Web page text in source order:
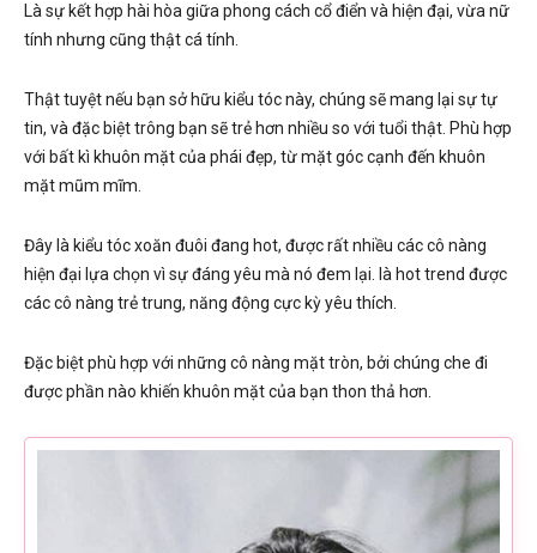
Là sự kết hợp hài hòa giữa phong cách cổ điển và hiện đại, vừa nữ
tính nhưng cũng thật cá tính.
Thật tuyệt nếu bạn sở hữu kiểu tóc này, chúng sẽ mang lại sự tự
tin, và đặc biệt trông bạn sẽ trẻ hơn nhiều so với tuổi thật. Phù hợp
với bất kì khuôn mặt của phái đẹp, từ mặt góc cạnh đến khuôn
mặt mũm mĩm.
Đây là kiểu tóc xoăn đuôi đang hot, được rất nhiều các cô nàng
hiện đại lựa chọn vì sự đáng yêu mà nó đem lại. là hot trend được
các cô nàng trẻ trung, năng động cực kỳ yêu thích.
Đặc biệt phù hợp với những cô nàng mặt tròn, bởi chúng che đi
được phần nào khiến khuôn mặt của bạn thon thả hơn.